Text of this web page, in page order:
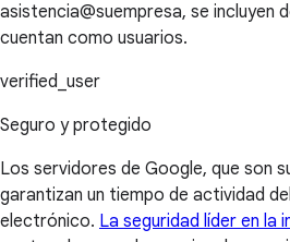
asistencia@suempresa, se incluyen
cuentan como usuarios.
verified_user
Seguro y protegido
Los servidores de Google, que son
garantizan un tiempo de actividad
electrónico. La seguridad líder en la